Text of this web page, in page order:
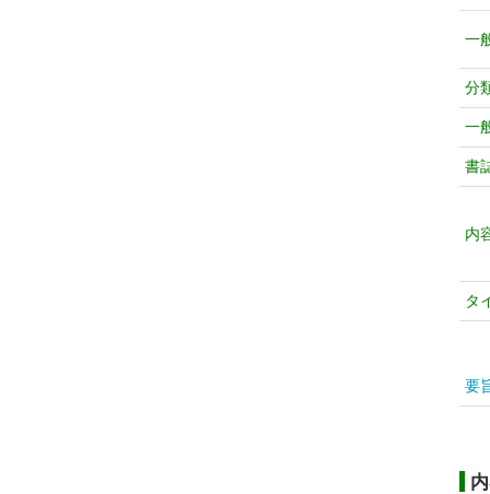
一
分
一
書
内
タ
要